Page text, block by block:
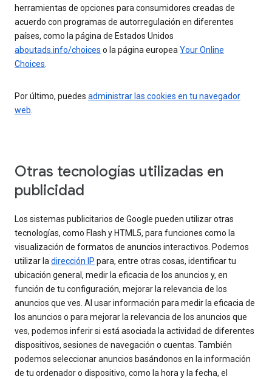
herramientas de opciones para consumidores creadas de
acuerdo con programas de autorregulación en diferentes
países, como la página de Estados Unidos
aboutads.info/choices o la página europeaYour Online
Choices.
Por último, puedes administrar las cookies en tu navegador
web.
Otras tecnologías utilizadas en
publicidad
Los sistemas publicitarios de Google pueden utilizar otras
tecnologías, como Flash y HTML5, para funciones como la
visualización de formatos de anuncios interactivos. Podemos
utilizar ladirección IP para, entre otras cosas, identificar tu
ubicación general, medir la eficacia de los anuncios y, en
función de tu configuración, mejorar la relevancia de los
anuncios que ves. Al usar información para medir la eficacia de
los anuncios o para mejorar la relevancia de los anuncios que
ves, podemos inferir si está asociada la actividad de diferentes
dispositivos, sesiones de navegación o cuentas. También
podemos seleccionar anuncios basándonos en la información
de tu ordenador o dispositivo, como la hora y la fecha, el